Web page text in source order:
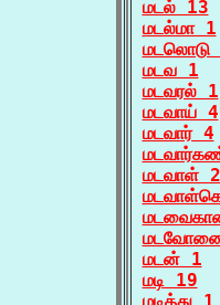
மடல் 13
மடல்மா 1
மடலொடு
மடவ 1
மடவரல் 1
மடவாய் 4
மடவார் 4
மடவாள் 2
மடன் 1
மடி 19